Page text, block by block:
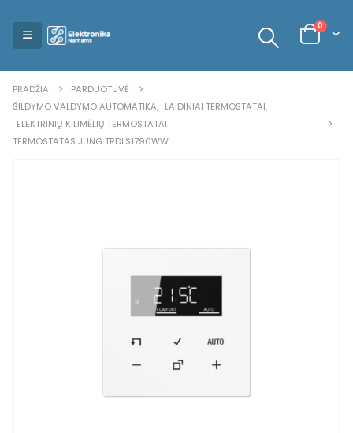
0
PRADŽIA
PARDUOTUVĖ
ŠILDYMO VALDYMO AUTOMATIKA, LAIDINIAI TERMOSTATAI,
ELEKTRINIŲ KILIMĖLIŲ TERMOSTATAI
TERMOSTATAS JUNG TRDLS1790WW